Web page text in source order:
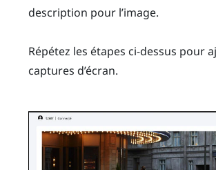
description pour l’image.
Répétez les étapes ci-dessus pour
captures d’écran.